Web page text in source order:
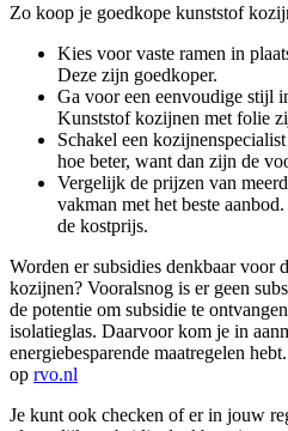
Zo koop je goedkope kunststof
Kies voor vaste ramen in
Deze zijn goedkoper.
Ga voor een eenvoudige stijl
Kunststof kozijnen met folie
Schakel een
hoe beter, want dan zijn de
Vergelijk de prijzen van
vakman met het beste
de kostprijs.
Worden er subsidies denkbaar voor
kozijnen? Vooralsnog is er geen
de potentie om subsidie te
isolatieglas. Daarvoor kom je in
energiebesparende maatregelen
op rvo.nl
Je kunt ook checken of er in jouw